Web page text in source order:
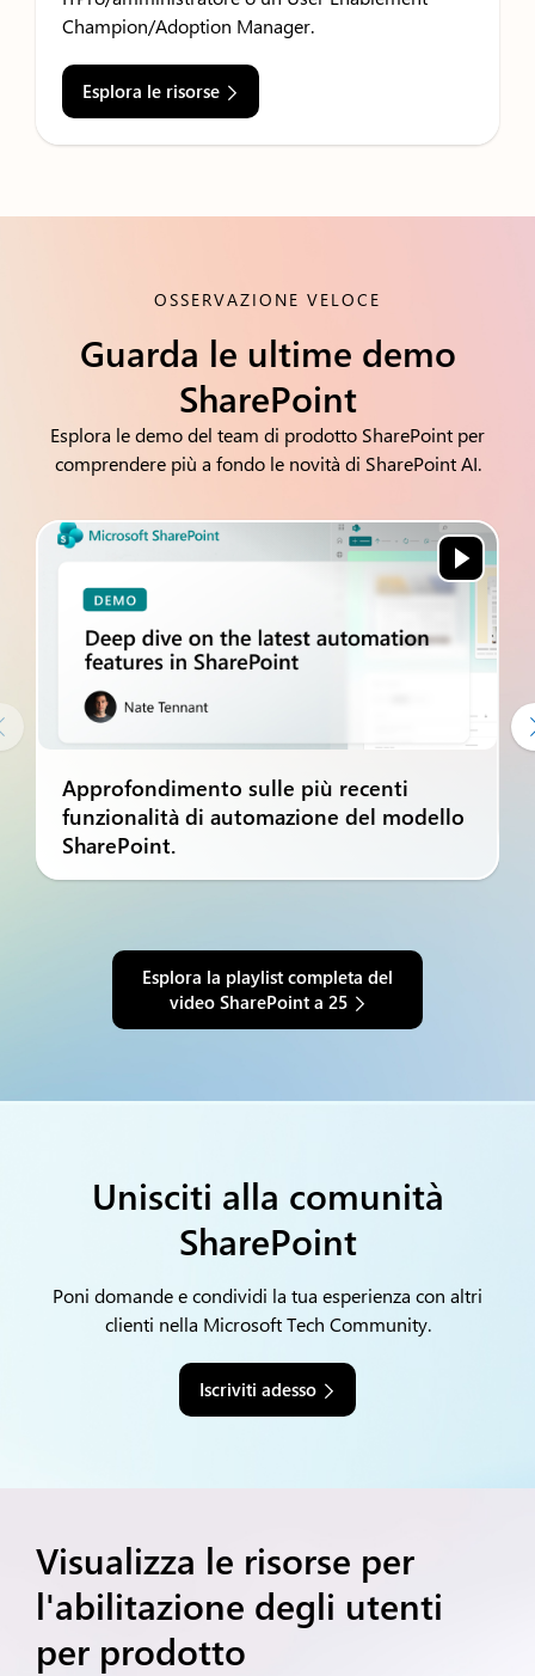
Champion/Adoption Manager.
Esplora le risorse
OSSERVAZIONE VELOCE
Guarda le ultime demo
SharePoint
Esplora le demo del team di prodotto SharePoint per
comprendere più a fondo le novità di SharePoint AI.
Approfondimento sulle più recenti
funzionalità di automazione del modello
SharePoint.
Esplora la playlist completa del
video SharePoint a 25
Unisciti alla comunità
SharePoint
Poni domande e condividi la tua esperienza con altri
clienti nella Microsoft Tech Community.
Iscriviti adesso
Visualizza le risorse per
l'abilitazione degli utenti
per prodotto